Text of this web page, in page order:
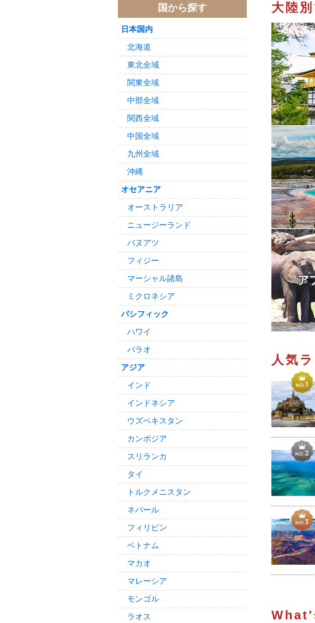
大陸
ア
人気
国から探す
日本国内
北海道
東北全域
関東全域
中部全域
関西全域
中国全域
九州全域
沖縄
オセアニア
オーストラリア
ニュージーランド
バヌアツ
フィジー
マーシャル諸島
ミクロネシア
パシフィック
ハワイ
パラオ
アジア
インド
インドネシア
ウズベキスタン
カンボジア
スリランカ
タイ
トルクメニスタン
ネパール
フィリピン
ベトナム
マカオ
マレーシア
モンゴル
ラオス